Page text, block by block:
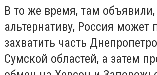
В то же время, там объявили,
альтернативу, Россия может
захватить часть
Сумской областей, а затем